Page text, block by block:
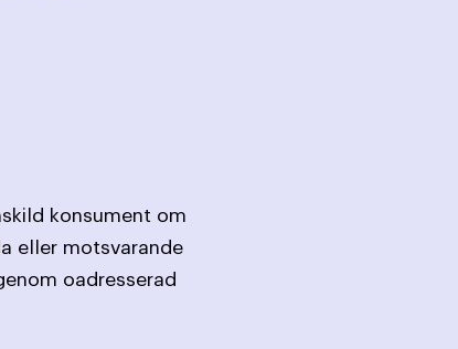
konsument om
eller motsvarande
oadresserad